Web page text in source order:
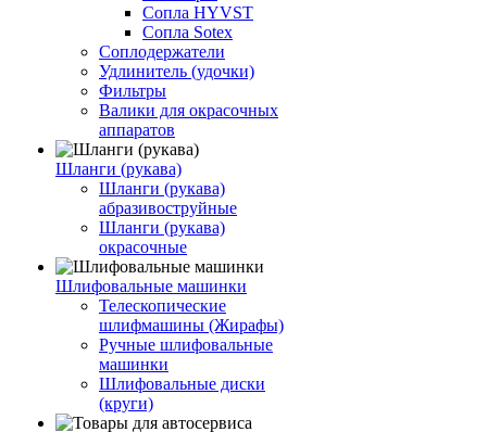
Сопла HYVST
Сопла Sotex
Соплодержатели
Удлинитель (удочки)
Фильтры
Валики для окрасочных
аппаратов
Шланги (рукава)
Шланги (рукава)
абразивоструйные
Шланги (рукава)
окрасочные
Шлифовальные машинки
Телескопические
шлифмашины (Жирафы)
Ручные шлифовальные
машинки
Шлифовальные диски
(круги)